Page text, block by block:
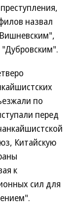
назвал
по
перед
Китайскую
к
сил для